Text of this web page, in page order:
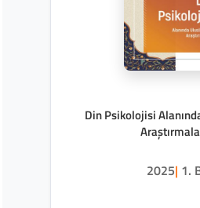
Din Psikolojisi
2025| 1.